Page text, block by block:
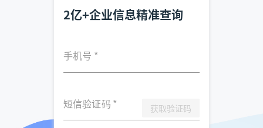
2亿+企业信息精准查询
手机号 *
短信验证码 * 获取验证码